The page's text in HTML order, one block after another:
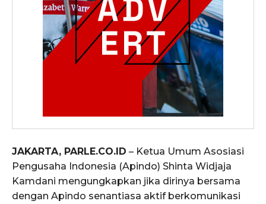
JAKARTA, PARLE.CO.ID – Ketua Umum Asosiasi
Pengusaha Indonesia (Apindo) Shinta Widjaja
Kamdani mengungkapkan jika dirinya bersama
dengan Apindo senantiasa aktif berkomunikasi